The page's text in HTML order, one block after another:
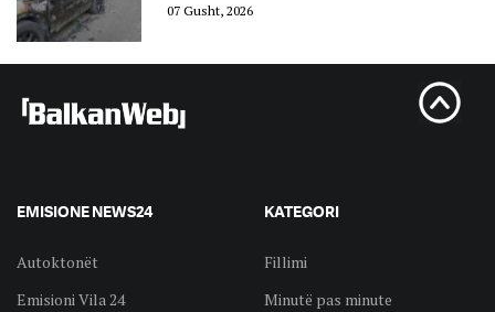
07 Gusht, 2026
EMISIONE NEWS24
Autoktonët
Emisioni Vila 24
KATEGORI
Fillimi
Minutë pas minute